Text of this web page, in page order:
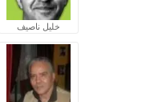
خليل ناصيف